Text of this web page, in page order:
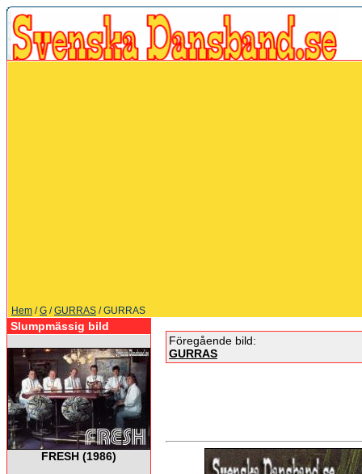
Hem /G /GURRAS / GURRAS
Slumpmässig bild
FRESH (1986)
Föregående bild:
GURRAS